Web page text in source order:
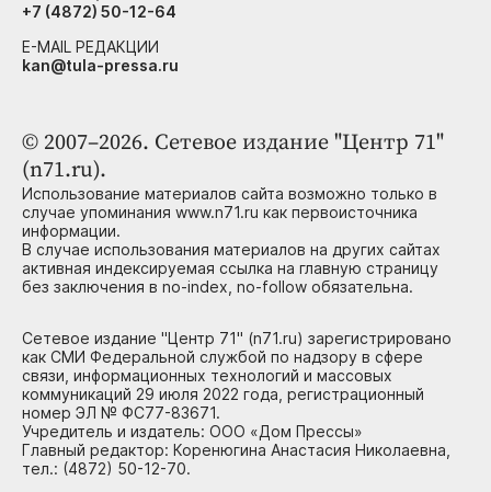
© 2007–2026. Сетевое издание "Центр 71"
(n71.ru).
Использование материалов сайта возможно только в
случае упоминания www.n71.ru как первоисточника
информации.
В случае использования материалов на других сайтах
активная индексируемая ссылка на главную страницу
без заключения в no-index, no-follow обязательна.
Сетевое издание "Центр 71" (n71.ru) зарегистрировано
как СМИ Федеральной службой по надзору в сфере
связи, информационных технологий и массовых
коммуникаций 29 июля 2022 года, регистрационный
номер ЭЛ № ФС77-83671.
Учредитель и издатель: ООО «Дом Прессы»
Главный редактор: Коренюгина Анастасия Николаевна,
тел.: (4872) 50-12-70.
+7 (4872) 50-12-64
E-MAIL РЕДАКЦИИ
kan@tula-pressa.ru